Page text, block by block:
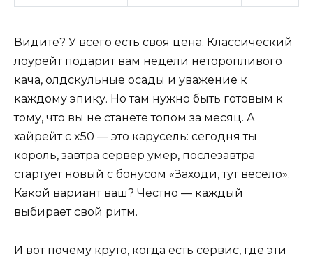
Видите? У всего есть своя цена. Классический
лоурейт подарит вам недели неторопливого
кача, олдскульные осады и уважение к
каждому эпику. Но там нужно быть готовым к
тому, что вы не станете топом за месяц. А
хайрейт с x50 — это карусель: сегодня ты
король, завтра сервер умер, послезавтра
стартует новый с бонусом «Заходи, тут весело».
Какой вариант ваш? Честно — каждый
выбирает свой ритм.
И вот почему круто, когда есть сервис, где эти